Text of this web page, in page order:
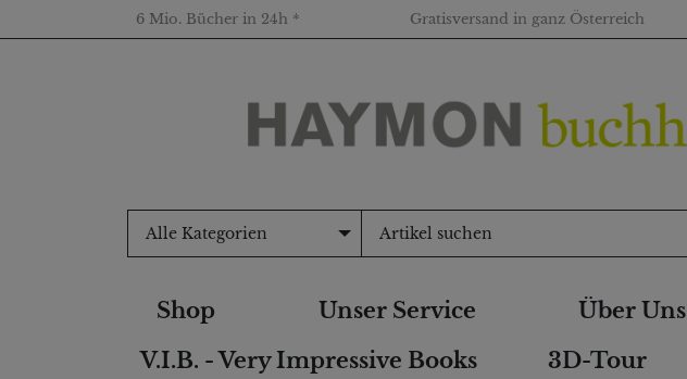
6 Mio. Bücher in 24h * Gratisversand in ganz Österreich
Alle Kategorien
Shop Unser Service Über Uns
V.I.B. - Very Impressive Books
3D-Tour